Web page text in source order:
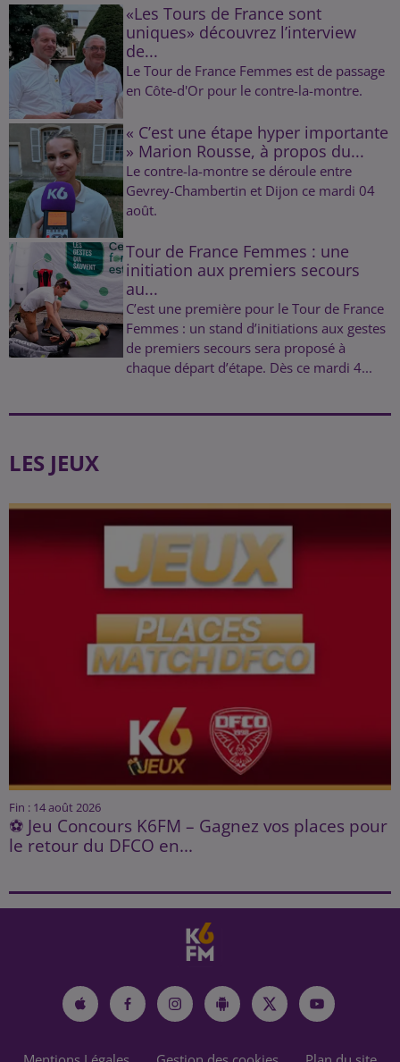
«Les Tours de France sont
uniques» découvrez l’interview
de...
Le Tour de France Femmes est de passage
en Côte-d'Or pour le contre-la-montre.
« C’est une étape hyper importante
» Marion Rousse, à propos du...
Le contre-la-montre se déroule entre
Gevrey-Chambertin et Dijon ce mardi 04
août.
Tour de France Femmes : une
initiation aux premiers secours
au...
C’est une première pour le Tour de France
Femmes : un stand d’initiations aux gestes
de premiers secours sera proposé à
chaque départ d’étape. Dès ce mardi 4...
LES JEUX
Fin : 14 août 2026
⚽ Jeu Concours K6FM – Gagnez vos places pour
le retour du DFCO en...